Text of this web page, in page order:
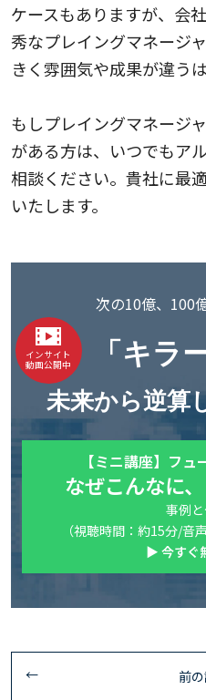
ケースもありますが、会
秀なプレイングマネージ
きく雰囲気や成果が違うは
もしプレイングマネージ
がある方は、いつでもア
相談ください。貴社に最
いたします。
インサイト
動画公開中
次の10億、
「キラ
未来から逆算
【ミニ講座】フ
なぜこんなに
事例
（視聴時間：約15分/音
▶ 今すぐ
前